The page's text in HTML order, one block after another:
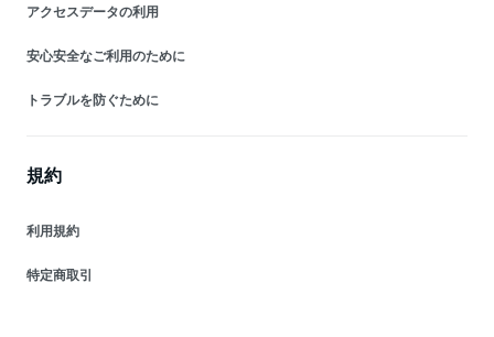
アクセスデータの利用
安心安全なご利用のために
トラブルを防ぐために
規約
利用規約
特定商取引